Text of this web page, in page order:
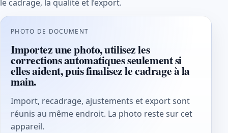
le cadrage, la qualité et l’export.
PHOTO DE DOCUMENT
Importez une photo, utilisez les
corrections automatiques seulement si
elles aident, puis finalisez le cadrage à la
main.
Import, recadrage, ajustements et export sont
réunis au même endroit. La photo reste sur cet
appareil.